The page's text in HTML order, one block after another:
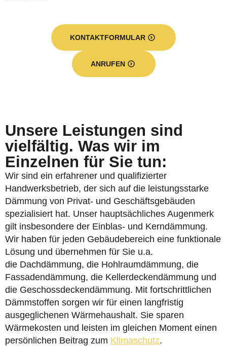
KONTAKTFORMULAR
ANRUFEN
Unsere Leistungen sind
vielfältig. Was wir im
Einzelnen für Sie tun:
Wir sind ein erfahrener und qualifizierter
Handwerksbetrieb, der sich auf die leistungsstarke
Dämmung von Privat- und Geschäftsgebäuden
spezialisiert hat. Unser hauptsächliches Augenmerk
gilt insbesondere der Einblas- und Kerndämmung.
Wir haben für jeden Gebäudebereich eine funktionale
Lösung und übernehmen für Sie u.a.
die Dachdämmung, die Hohlraumdämmung, die
Fassadendämmung, die Kellerdeckendämmung und
die Geschossdeckendämmung. Mit fortschrittlichen
Dämmstoffen sorgen wir für einen langfristig
ausgeglichenen Wärmehaushalt. Sie sparen
Wärmekosten und leisten im gleichen Moment einen
persönlichen Beitrag zum Klimaschutz.